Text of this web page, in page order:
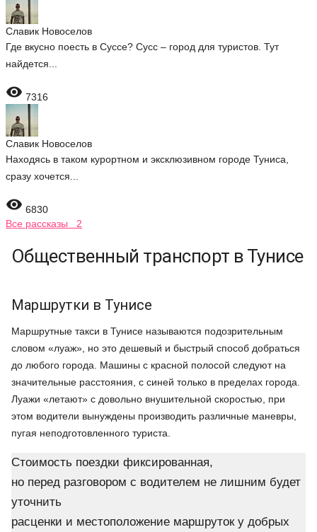
Славик Новоселов
Где вкусно поесть в Суссе? Сусс – город для туристов. Тут
найдется...
 7316
Славик Новоселов
Находясь в таком курортном и эксклюзивном городе Туниса,
сразу хочется...
 6830
Все рассказы 2
Общественный транспорт в Тунисе
Маршрутки в Тунисе
Маршрутные такси в Тунисе называются подозрительным
словом «луаж», но это дешевый и быстрый способ добраться
до любого города. Машины с красной полосой следуют на
значительные расстояния, с синей только в пределах города.
Луажи «летают» с довольно внушительной скоростью, при
этом водители вынуждены производить различные маневры,
пугая неподготовленного туриста.
Стоимость поездки фиксированная,
но перед разговором с водителем не лишним будет
уточнить
расценки и местоположение маршруток у добрых